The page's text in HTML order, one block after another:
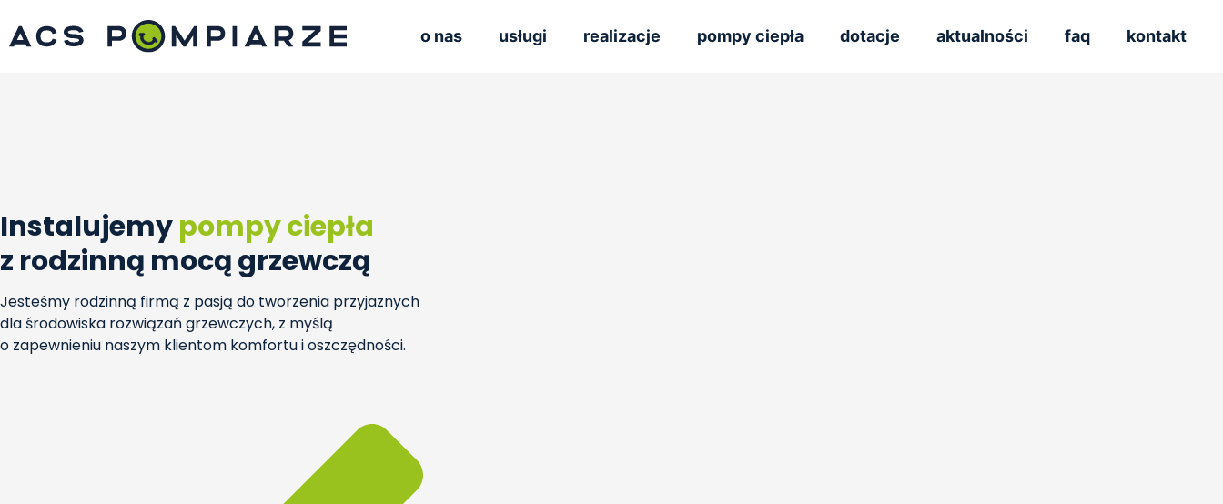
o nas usługi realizacje pompy ciepła dotacje aktualności faq kontakt
Instalujemypompy ciepła
z rodzinną mocą grzewczą
Jesteśmy rodzinną firmą z pasją do tworzenia przyjaznych
dla środowiska rozwiązań grzewczych, z myślą
o zapewnieniu naszym klientom komfortu i oszczędności.